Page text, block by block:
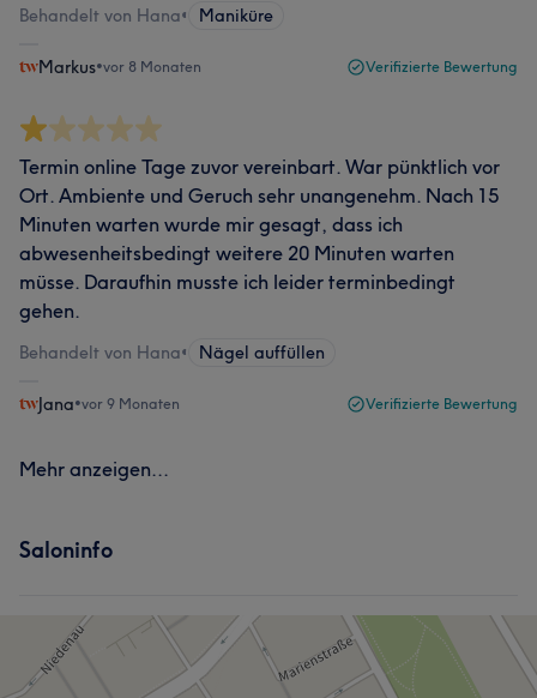
Behandelt von Hana• Maniküre
Markus•vor 8 Monaten Verifizierte Bewertung
Termin online Tage zuvor vereinbart. War pünktlich vor
Ort. Ambiente und Geruch sehr unangenehm. Nach 15
Minuten warten wurde mir gesagt, dass ich
abwesenheitsbedingt weitere 20 Minuten warten
müsse. Daraufhin musste ich leider terminbedingt
gehen.
Behandelt von Hana• Nägel auffüllen
Jana•vor 9 Monaten Verifizierte Bewertung
Mehr anzeigen...
Saloninfo